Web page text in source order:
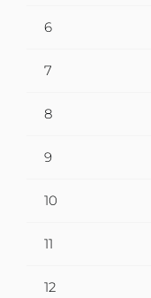
6
7
8
9
10
11
12